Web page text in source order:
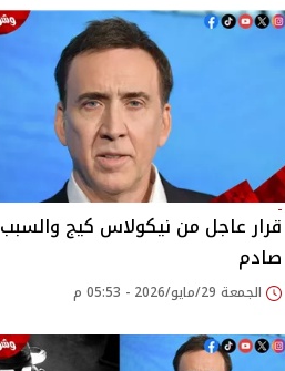
قرار عاجل من نيكولاس كيج والسبب
صادم
الجمعة 29/مايو/2026 - 05:53 م